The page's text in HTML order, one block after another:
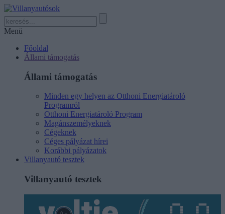
Menü
Főoldal
Állami támogatás
Állami támogatás
Minden egy helyen az Otthoni Energiatároló
Programról
Otthoni Energiatároló Program
Magánszemélyeknek
Cégeknek
Céges pályázat hírei
Korábbi pályázatok
Villanyautó tesztek
Villanyautó tesztek